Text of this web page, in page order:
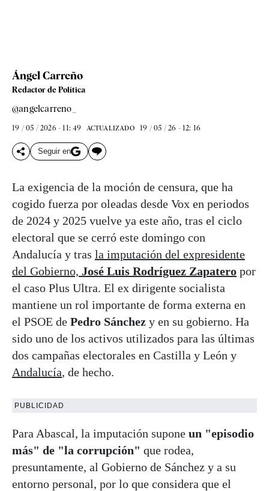
Ángel Carreño
Redactor de Política
@angelcarreno_
19 / 05 / 2026 - 11: 49 ACTUALIZADO 19 / 05 / 26 - 12: 16
Seguir en
La exigencia de la moción de censura, que ha
cogido fuerza por oleadas desde Vox en periodos
de 2024 y 2025 vuelve ya este año, tras el ciclo
electoral que se cerró este domingo con
Andalucía y tras la imputación del expresidente
del Gobierno, José Luis Rodríguez Zapatero por
el caso Plus Ultra. El ex dirigente socialista
mantiene un rol importante de forma externa en
el PSOE de Pedro Sánchez y en su gobierno. Ha
sido uno de los activos utilizados para las últimas
dos campañas electorales en Castilla y León y
Andalucía, de hecho.
PUBLICIDAD
Para Abascal, la imputación supone un "episodio
más" de "la corrupción" que rodea,
presuntamente, al Gobierno de Sánchez y a su
entorno personal, por lo que considera que el